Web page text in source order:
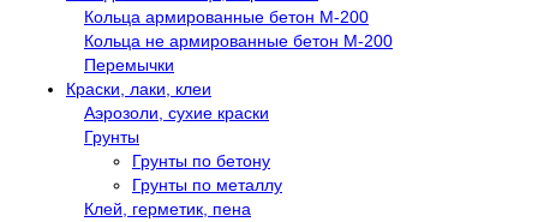
Кольца армированные бетон М-200
Кольца не армированные бетон М-200
Перемычки
Краски, лаки, клеи
Аэрозоли, сухие краски
Грунты
Грунты по бетону
Грунты по металлу
Клей, герметик, пена